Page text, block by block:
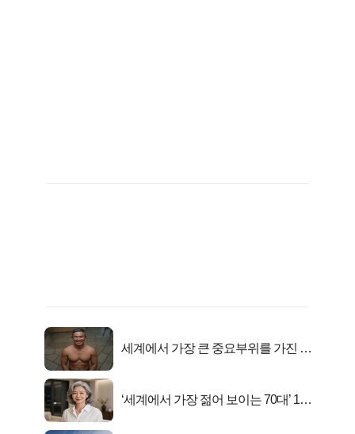
세계에서 가장 큰 중요부위를 가진 남
‘세계에서 가장 젊어 보이는 70대’ 1위